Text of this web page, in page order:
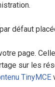
défaut
page.
sur les
TinyMCE